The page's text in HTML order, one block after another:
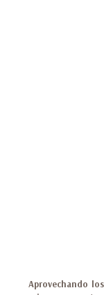
Aprovechando